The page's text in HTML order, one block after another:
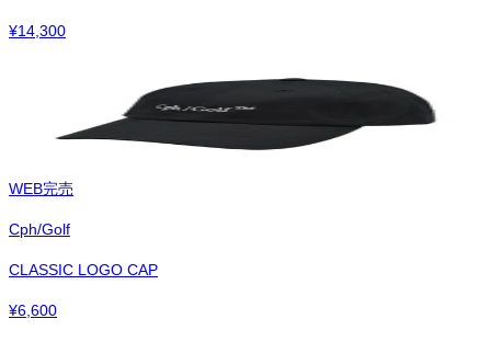
¥14,300
WEB完売
Cph/Golf
CLASSIC LOGO CAP
¥6,600